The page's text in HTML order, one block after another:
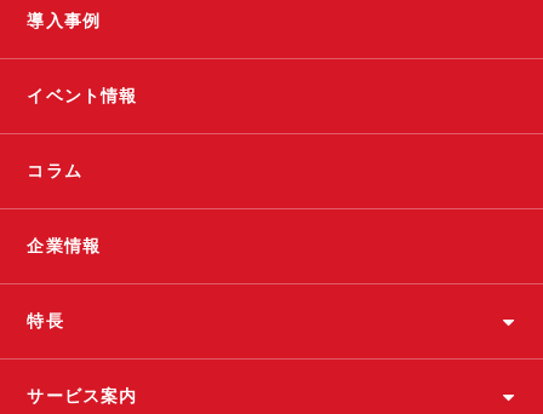
導入事例
イベント情報
コラム
企業情報
特長
サービス案内